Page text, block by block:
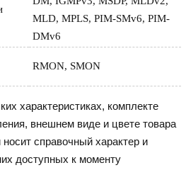
MLD, MPLS, PIM-SMv6, PIM-
DMv6
RMON, SMON
характеристиках, комплекте
внешнем виде и цвете товара
справочный характер и
доступных к моменту